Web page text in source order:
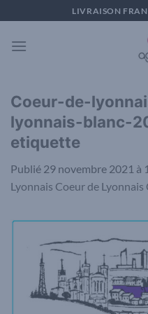
au
contenu
LIVRAISON
Coeur-de-
lyonnais-blanc-
etiquette
Publié 29 novembre 2021 à
Lyonnais Coeur de